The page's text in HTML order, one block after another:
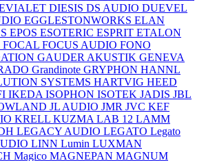
DIESIS DS AUDIO DUEVEL
EGGLESTONWORKS ELAN
EPOS ESOTERIC ESPRIT ETALON
FOCAL FOCUS AUDIO FONO
GAUDER AKUSTIK GENEVA
Grandinote GRYPHON HANNL
SYSTEMS HARTVIG HEED
IKEDA ISOPHON ISOTEK JADIS JBL
JL AUDIO JMR JVC KEF
KRELL KUZMA LAB 12 LAMM
LEGACY AUDIO LEGATO Legato
LINN Lumin LUXMAN
Magico MAGNEPAN MAGNUM